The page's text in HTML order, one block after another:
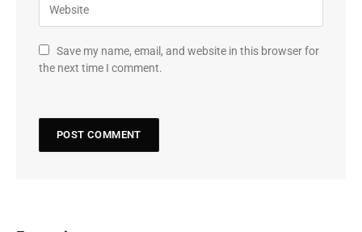
Save my name, email, and website in this browser for
the next time I comment.